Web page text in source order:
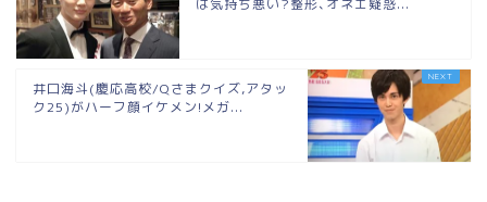
は気持ち悪い?整形､オネエ疑惑...
井口海斗(慶応高校/Qさまクイズ,アタッ
ク25)がハーフ顔イケメン!メガ...